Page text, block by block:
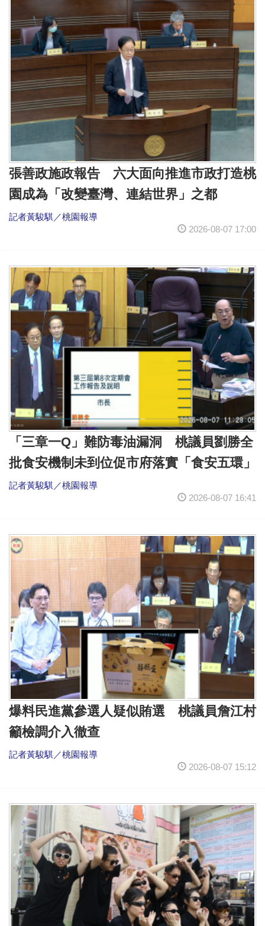
張善政施政報告 六大面向推進市政打造桃
園成為「改變臺灣、連結世界」之都
記者黃駿騏／桃園報導
2026-08-07 17:00
「三章一Q」難防毒油漏洞 桃議員劉勝全
批食安機制未到位促市府落實「食安五環」
記者黃駿騏／桃園報導
2026-08-07 16:41
爆料民進黨參選人疑似賄選 桃議員詹江村
籲檢調介入徹查
記者黃駿騏／桃園報導
2026-08-07 15:12